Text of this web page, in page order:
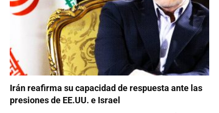
Irán reafirma su capacidad de respuesta ante las
presiones de EE.UU. e Israel